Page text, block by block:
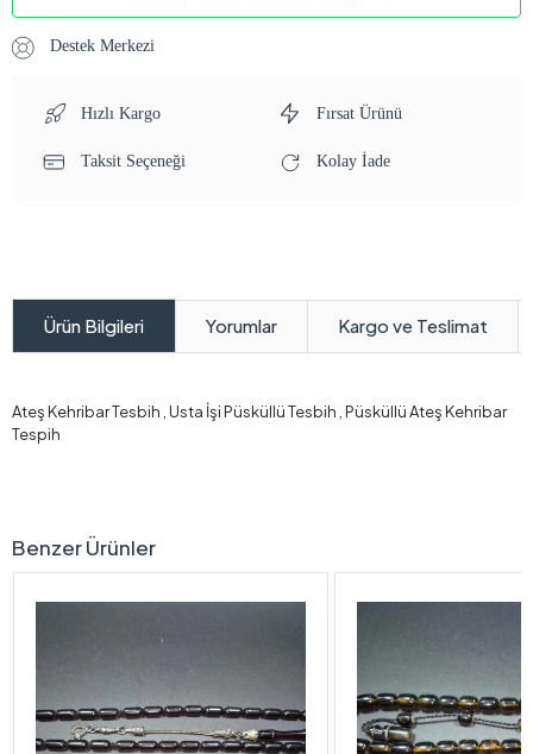
Destek Merkezi
Hızlı Kargo Fırsat Ürünü
Taksit Seçeneği Kolay İade
Ürün Bilgileri Yorumlar Kargo ve Teslimat
Ateş Kehribar Tesbih , Usta İşi Püsküllü Tesbih , Püsküllü Ateş Kehribar
Tespih
Benzer Ürünler